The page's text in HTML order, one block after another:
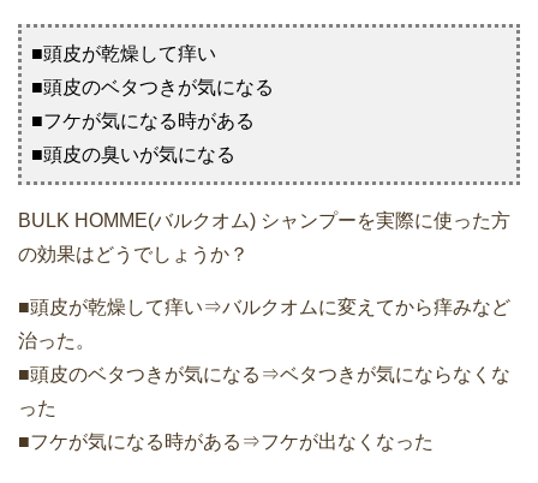
■頭皮が乾燥して痒い
■頭皮のベタつきが気になる
■フケが気になる時がある
■頭皮の臭いが気になる
BULK HOMME(バルクオム) シャンプーを実際に使った方
の効果はどうでしょうか？
■頭皮が乾燥して痒い⇒バルクオムに変えてから痒みなど
治った。
■頭皮のベタつきが気になる⇒ベタつきが気にならなくな
った
■フケが気になる時がある⇒フケが出なくなった